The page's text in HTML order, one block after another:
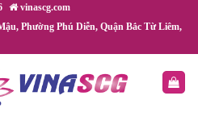
vinascg.com
Phường Phú Diễn, Quận Bắc Từ Liêm,